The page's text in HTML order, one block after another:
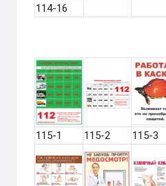
114-16
115-1 115-2 115-3